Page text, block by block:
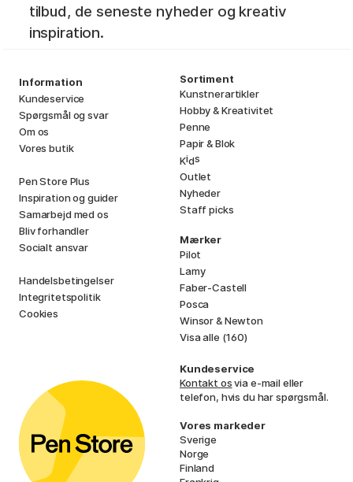
tilbud, de seneste nyheder og kreativ
inspiration.
Information
Kundeservice
Spørgsmål og svar
Om os
Vores butik
Pen Store Plus
Inspiration og guider
Samarbejd med os
Bliv forhandler
Socialt ansvar
Handelsbetingelser
Integritetspolitik
Cookies
Sortiment
Kunstnerartikler
Hobby & Kreativitet
Penne
Papir & Blok
Kids
Outlet
Nyheder
Staff picks
Mærker
Pilot
Lamy
Faber-Castell
Posca
Winsor & Newton
Visa alle (160)
Kundeservice
Kontakt osvia e-mail eller
telefon, hvis du har spørgsmål.
Vores markeder
Sverige
Norge
Finland